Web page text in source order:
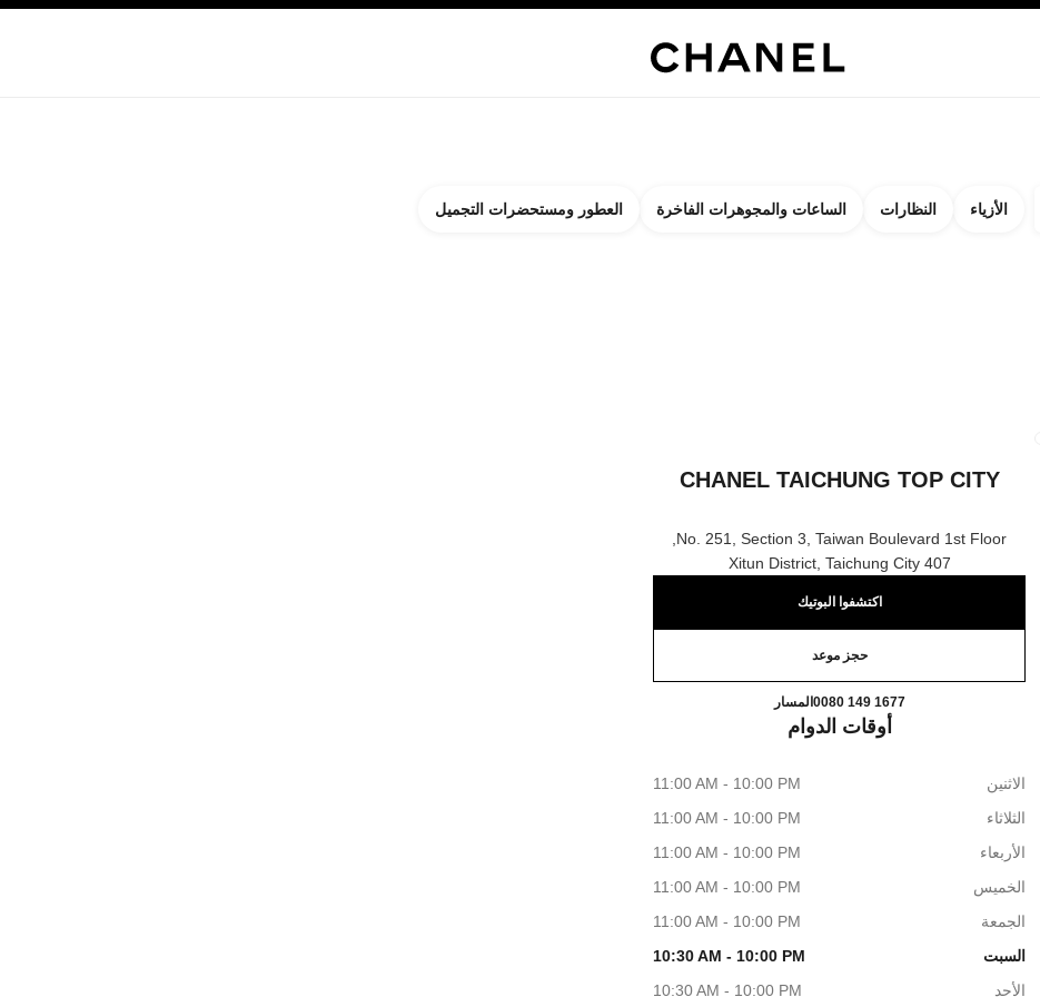
CHANEL TAICHUNG TOP CITY
No. 251, Section 3, Taiwan Boulevard 1st Floor,
407 Xitun District, Taichung City
اكتشفوا البوتيك
حجز موعد
اتصال
0080 149 1677 المسارCHANEL Taichung Top City
أوقات الدوام
الاثنين
11:00 AM - 10:00 PM
الثلاثاء
11:00 AM - 10:00 PM
الأربعاء
11:00 AM - 10:00 PM
الخميس
11:00 AM - 10:00 PM
الجمعة
11:00 AM - 10:00 PM
السبت
10:30 AM - 10:00 PM
الأحد
10:30 AM - 10:00 PM
المرشحات
ترشيح النتائج حساب:
الأزياء النظارات الساعات والمجوهرات الفاخرة العطور ومستحضرات التجميل